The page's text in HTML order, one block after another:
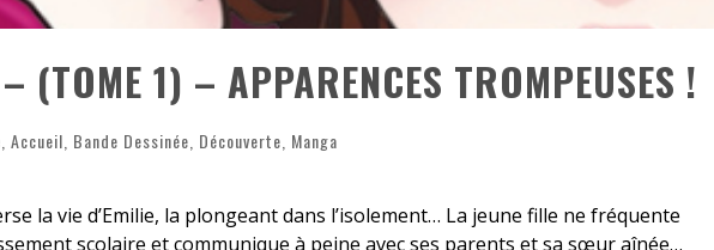
(TOME 1) – APPARENCES TROMPEUSES !
Accueil Bande Dessinée Découverte Manga
la vie d’Emilie, la plongeant dans l’isolement… La jeune fille ne fréquente
scolaire et communique à peine avec ses parents et sa sœur aînée…